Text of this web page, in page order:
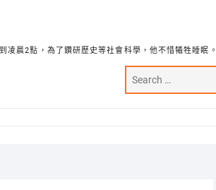
晨2點，為了鑽研歷史等社會科學，他不惜犧牲睡眠。